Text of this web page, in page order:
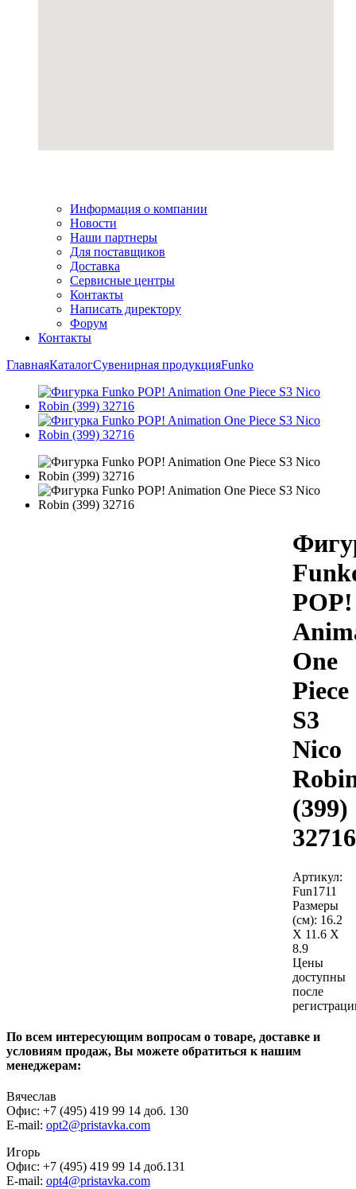
Информация о компании
Новости
Наши партнеры
Для поставщиков
Доставка
Сервисные центры
Контакты
Написать директору
Форум
Контакты
ГлавнаяКаталогСувенирная продукцияFunko
POP!
One
Piece
S3
Nico
(399)
32716
Артикул:
Fun1711
Размеры
(см): 16.2
X 11.6 X
8.9
Цены
доступны
после
По всем интересующим вопросам о товаре, доставке и
условиям продаж, Вы можете обратиться к нашим
менеджерам:
Вячеслав
Офис: +7 (495) 419 99 14 доб. 130
E-mail: opt2@pristavka.com
Игорь
Офис: +7 (495) 419 99 14 доб.131
E-mail: opt4@pristavka.com